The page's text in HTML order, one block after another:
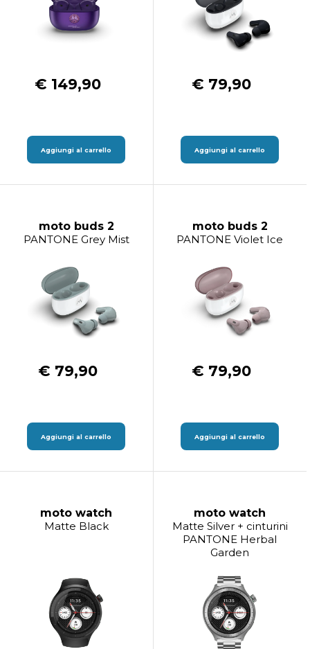
€ 149,90
Aggiungi al carrello
€ 79,90
Aggiungi al carrello
moto buds 2
PANTONE Grey Mist
€ 79,90
Aggiungi al carrello
moto buds 2
PANTONE Violet Ice
€ 79,90
Aggiungi al carrello
moto watch
Matte Black
moto watch
Matte Silver + cinturini
PANTONE Herbal
Garden